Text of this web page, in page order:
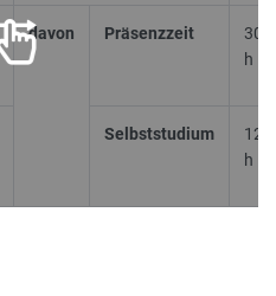
davon Präsenzzeit
30
h
Selbststudium
120
h